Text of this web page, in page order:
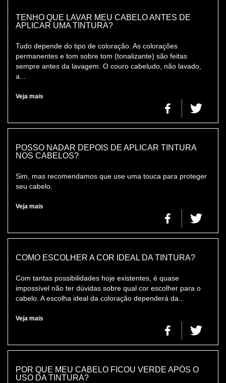
TENHO QUE LAVAR MEU CABELO ANTES DE
APLICAR UMA TINTURA?
Tudo depende do tipo de coloração. As colorações
permanentes e tom sobre tom (tonalizante) são feitas
sempre antes da lavagem. O couro cabeludo, não lavado,
a...
Veja mais
POSSO NADAR DEPOIS DE APLICAR TINTURA
NOS CABELOS?
Sim, mas recomendamos que use uma touca para proteger
seu cabelo.
Veja mais
COMO ESCOLHER A COR IDEAL DA TINTURA?
Com tantas possibilidades hoje existentes, é quase
impossível não ter dúvidas sobre qual cor escolher para o
cabelo. A escolha ideal da coloração dependerá da...
Veja mais
POR QUE MEU CABELO FICOU VERDE APÓS O
USO DA TINTURA?